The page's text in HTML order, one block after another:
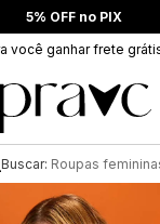
5% OFF no PIX
você ganhar frete
Buscar: Roupas